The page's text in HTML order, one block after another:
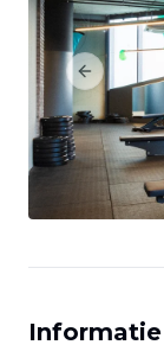
Previous
Informatie